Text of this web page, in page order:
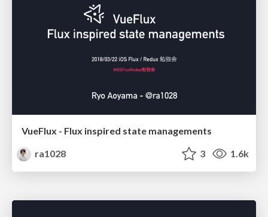
VueFlux - Flux inspired state managements
ra1028
3 1.6k